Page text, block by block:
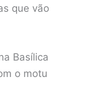
que vão
Basílica
o motu